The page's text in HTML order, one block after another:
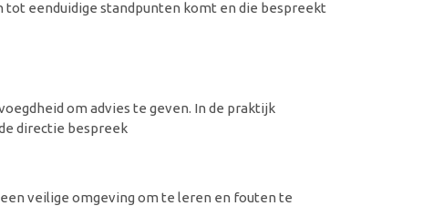
tot eenduidige standpunten komt en die bespreekt
om advies te geven. In de praktijk
directie bespreek
veilige omgeving om te leren en fouten te